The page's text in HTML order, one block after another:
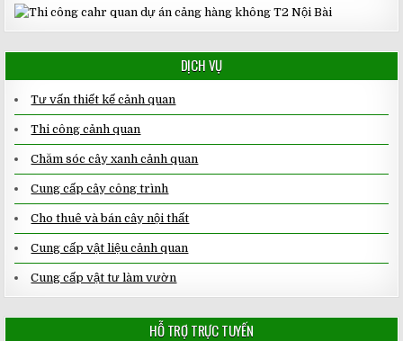
DỊCH VỤ
Tư vấn thiết kế cảnh quan
Thi công cảnh quan
Chăm sóc cây xanh cảnh quan
Cung cấp cây công trình
Cho thuê và bán cây nội thất
Cung cấp vật liệu cảnh quan
Cung cấp vật tư làm vườn
HỖ TRỢ TRỰC TUYẾN